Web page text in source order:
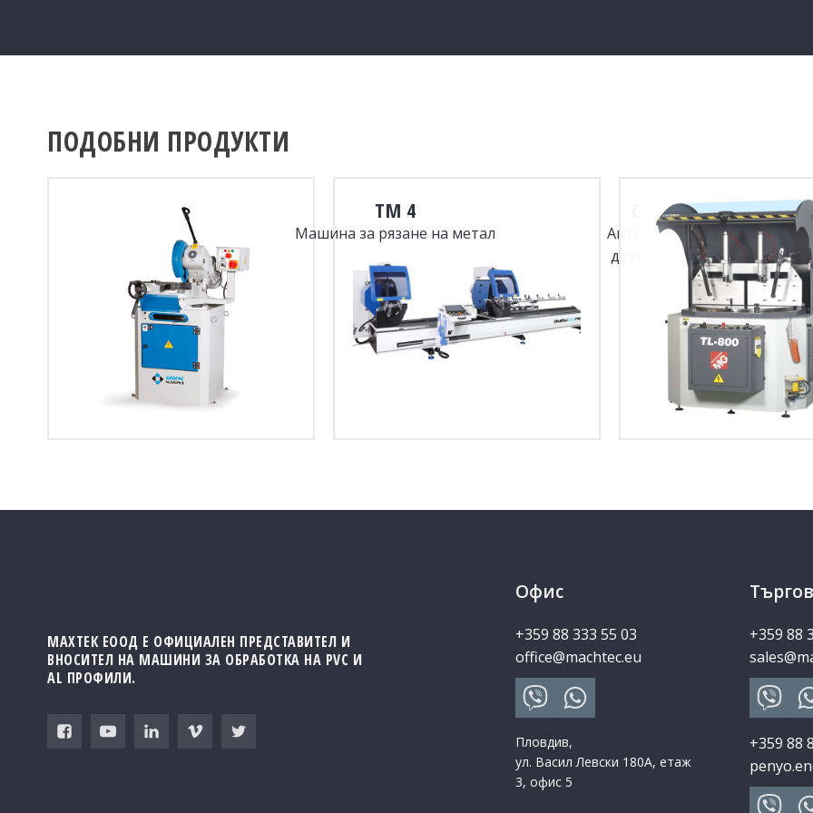
ПОДОБНИ ПРОДУКТИ
TM 4
Машина за рязане на метал
OMRM 133 PRO
Автоматичен дигитален
двуглав циркуляр Ø600
МАХТЕК ЕООД Е ОФИЦИАЛЕН ПРЕДСТАВИТЕЛ И
ВНОСИТЕЛ НА МАШИНИ ЗА ОБРАБОТКА НА PVC И
AL ПРОФИЛИ.
Офис
+359 88 333 55 03
office@machtec.eu
Пловдив,
ул. Васил Левски 180А, етаж
3, офис 5
+359 88
+359 88